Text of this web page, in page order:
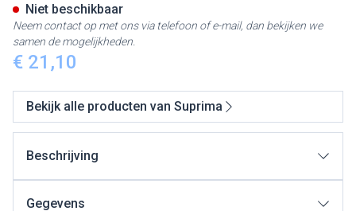
€ 21,10
Niet beschikbaar
Neem contact op met ons via telefoon of e-mail, dan bekijken we
samen de mogelijkheden.
Bekijk alle producten van Suprima
Beschrijving
Gegevens